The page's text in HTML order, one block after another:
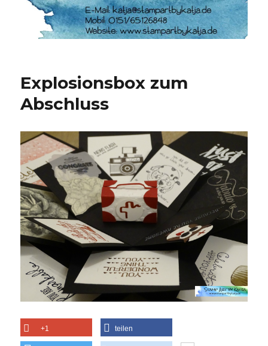
Explosionsbox zum
Abschluss
+1 teilen